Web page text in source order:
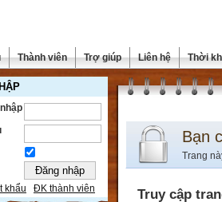
Thành viên Trợ giúp Liên hệ Thời
khẩu ĐK thành viên
Bạn
Trang
Truy cập